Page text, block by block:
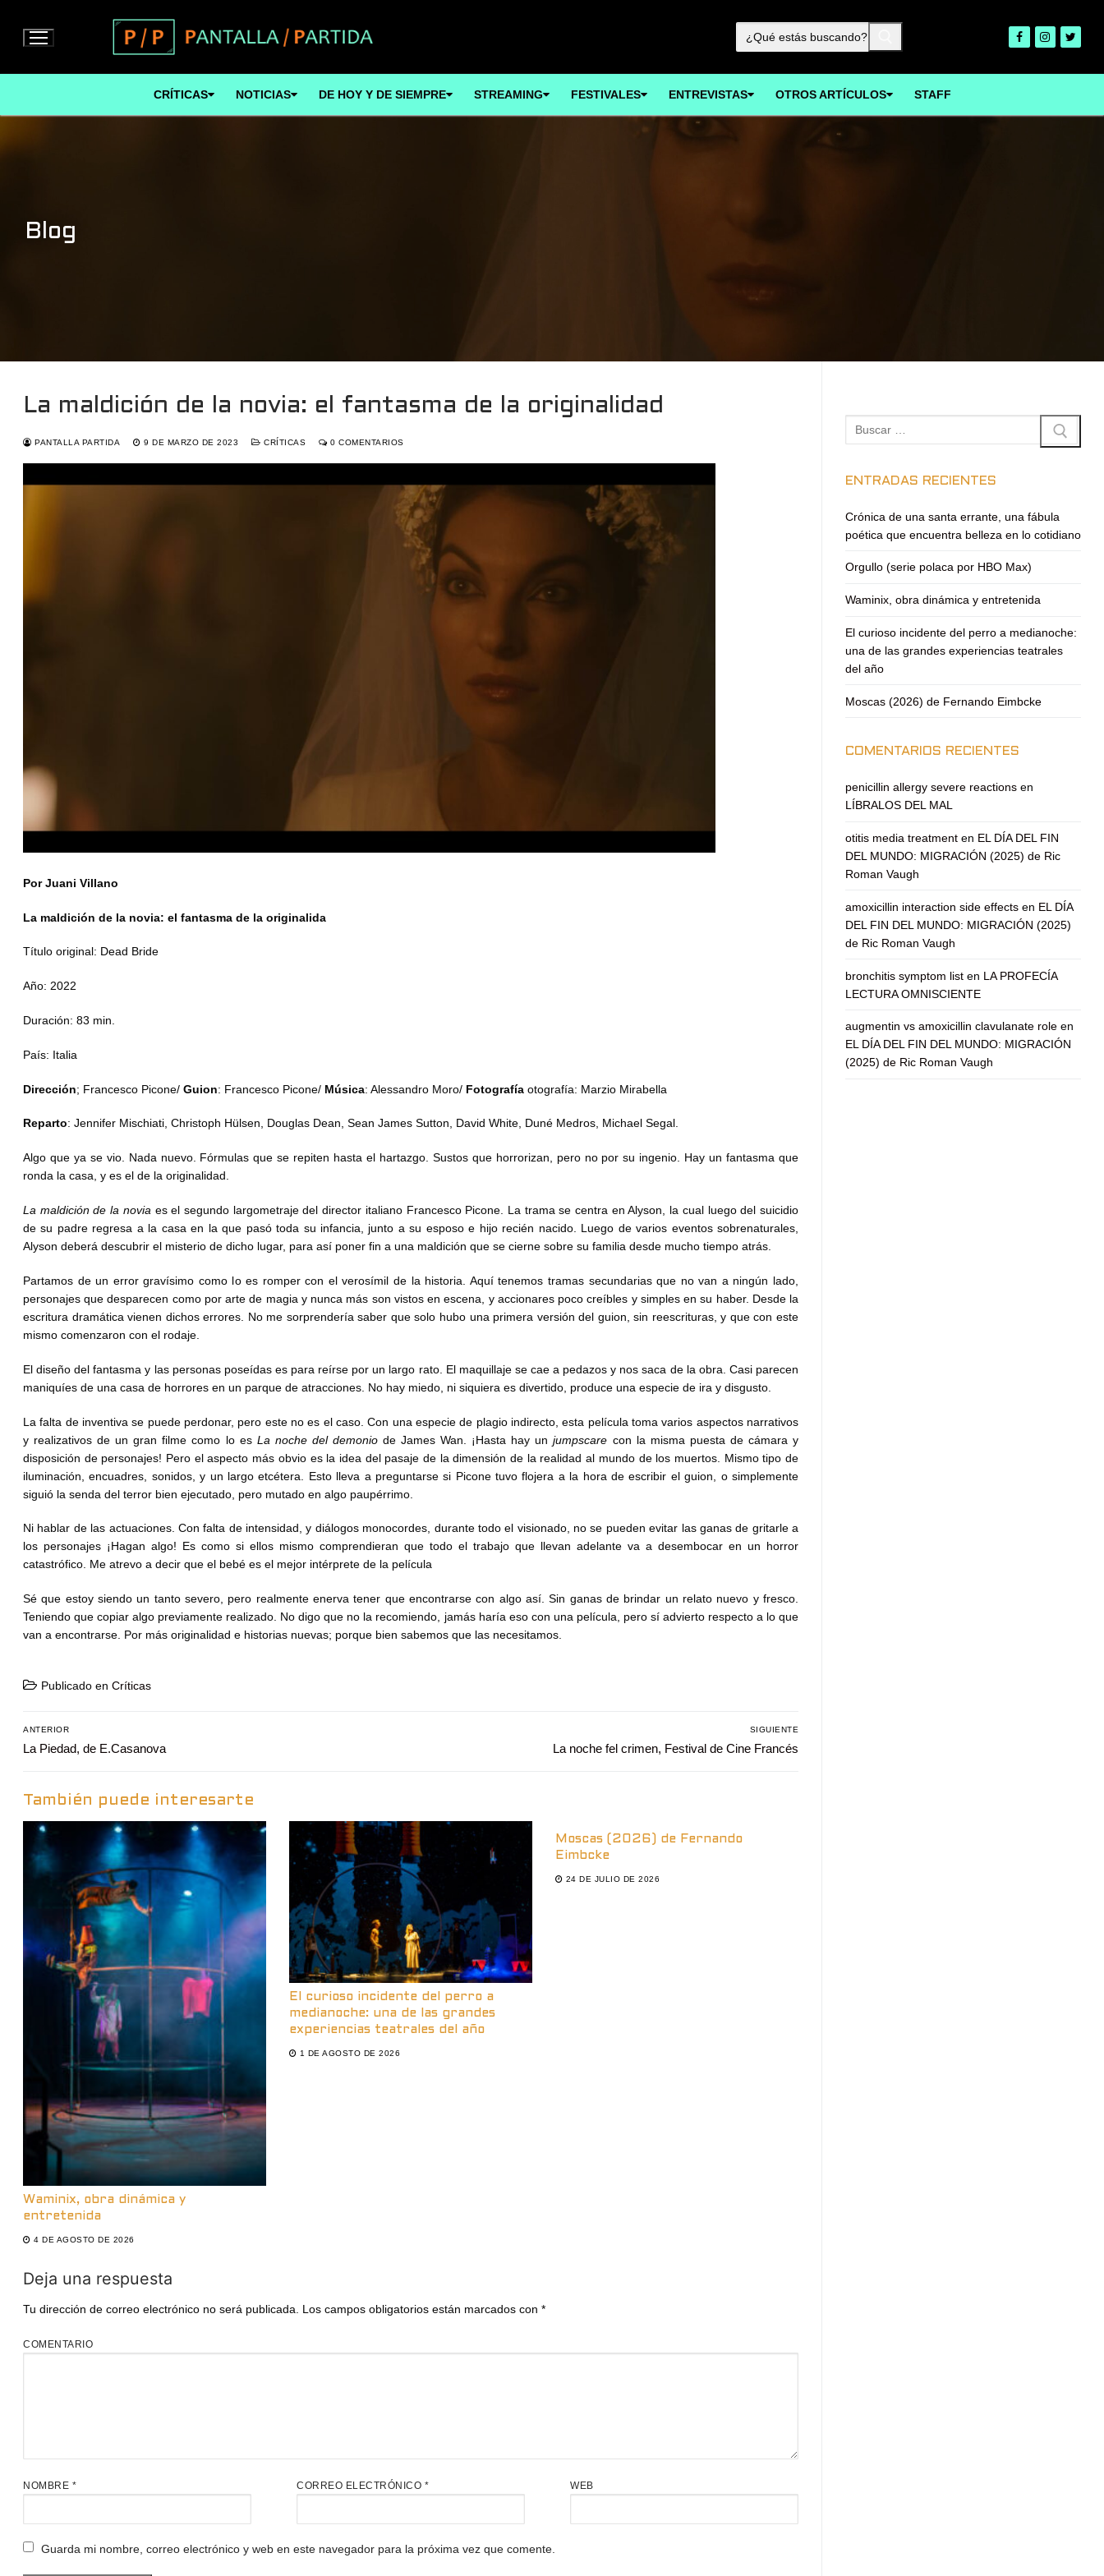
contenido
Buscar:
CRÍTICAS NOTICIAS DE HOY Y DE SIEMPRE STREAMING FESTIVALES ENTREVISTAS OTROS ARTÍCULOS STAFF
Blog
La maldición de la novia: el fantasma de la originalidad
PANTALLA PARTIDA 9 DE MARZO DE 2023 CRÍTICAS 0 COMENTARIOS
Por Juani Villano
La maldición de la novia: el fantasma de la originalida
Título original: Dead Bride
Año: 2022
Duración: 83 min.
País: Italia
Dirección; Francesco Picone/ Guion: Francesco Picone/ Música: Alessandro Moro/ Fotografía otografía: Marzio Mirabella
Reparto: Jennifer Mischiati, Christoph Hülsen, Douglas Dean, Sean James Sutton, David White, Duné Medros, Michael Segal.
Algo que ya se vio. Nada nuevo. Fórmulas que se repiten hasta el hartazgo. Sustos que horrorizan, pero no por su ingenio. Hay un fantasma que
ronda la casa, y es el de la originalidad.
La maldición de la novia es el segundo largometraje del director italiano Francesco Picone. La trama se centra en Alyson, la cual luego del suicidio
de su padre regresa a la casa en la que pasó toda su infancia, junto a su esposo e hijo recién nacido. Luego de varios eventos sobrenaturales,
Alyson deberá descubrir el misterio de dicho lugar, para así poner fin a una maldición que se cierne sobre su familia desde mucho tiempo atrás.
Partamos de un error gravísimo como lo es romper con el verosímil de la historia. Aquí tenemos tramas secundarias que no van a ningún lado,
personajes que desparecen como por arte de magia y nunca más son vistos en escena, y accionares poco creíbles y simples en su haber. Desde la
escritura dramática vienen dichos errores. No me sorprendería saber que solo hubo una primera versión del guion, sin reescrituras, y que con este
mismo comenzaron con el rodaje.
El diseño del fantasma y las personas poseídas es para reírse por un largo rato. El maquillaje se cae a pedazos y nos saca de la obra. Casi parecen
maniquíes de una casa de horrores en un parque de atracciones. No hay miedo, ni siquiera es divertido, produce una especie de ira y disgusto.
La falta de inventiva se puede perdonar, pero este no es el caso. Con una especie de plagio indirecto, esta película toma varios aspectos narrativos
y realizativos de un gran filme como lo es La noche del demoniode James Wan. ¡Hasta hay unjumpscare con la misma puesta de cámara y
disposición de personajes! Pero el aspecto más obvio es la idea del pasaje de la dimensión de la realidad al mundo de los muertos. Mismo tipo de
iluminación, encuadres, sonidos, y un largo etcétera. Esto lleva a preguntarse si Picone tuvo flojera a la hora de escribir el guion, o simplemente
siguió la senda del terror bien ejecutado, pero mutado en algo paupérrimo.
Ni hablar de las actuaciones. Con falta de intensidad, y diálogos monocordes, durante todo el visionado, no se pueden evitar las ganas de gritarle a
los personajes ¡Hagan algo! Es como si ellos mismo comprendieran que todo el trabajo que llevan adelante va a desembocar en un horror
catastrófico. Me atrevo a decir que el bebé es el mejor intérprete de la película
Sé que estoy siendo un tanto severo, pero realmente enerva tener que encontrarse con algo así. Sin ganas de brindar un relato nuevo y fresco.
Teniendo que copiar algo previamente realizado. No digo que no la recomiendo, jamás haría eso con una película, pero sí advierto respecto a lo que
van a encontrarse. Por más originalidad e historias nuevas; porque bien sabemos que las necesitamos.
Publicado en Críticas
Navegación
de
ANTERIOR
Entrada
La Piedad, de E.Casanova
SIGUIENTE
Entrada
La noche fel crimen, Festival de Cine Francés
También puede interesarte
Waminix, obra dinámica y
entretenida
4 DE AGOSTO DE 2026
El curioso incidente del perro a
medianoche: una de las grandes
experiencias teatrales del año
1 DE AGOSTO DE 2026
Moscas (2026) de Fernando
Eimbcke
24 DE JULIO DE 2026
Deja una respuesta
Tu dirección de correo electrónico no será publicada. Los campos obligatorios están marcados con *
COMENTARIO
NOMBRE * CORREO ELECTRÓNICO * WEB
Guarda mi nombre, correo electrónico y web en este navegador para la próxima vez que comente.
Buscar:
ENTRADAS RECIENTES
Crónica de una santa errante, una fábula
poética que encuentra belleza en lo cotidiano
Orgullo (serie polaca por HBO Max)
Waminix, obra dinámica y entretenida
El curioso incidente del perro a medianoche:
una de las grandes experiencias teatrales
del año
Moscas (2026) de Fernando Eimbcke
COMENTARIOS RECIENTES
penicillin allergy severe reactions en
LÍBRALOS DEL MAL
otitis media treatment en EL DÍA DEL FIN
DEL MUNDO: MIGRACIÓN (2025) de Ric
Roman Vaugh
amoxicillin interaction side effects en EL DÍA
DEL FIN DEL MUNDO: MIGRACIÓN (2025)
de Ric Roman Vaugh
bronchitis symptom list en LA PROFECÍA
LECTURA OMNISCIENTE
augmentin vs amoxicillin clavulanate role en
EL DÍA DEL FIN DEL MUNDO: MIGRACIÓN
(2025) de Ric Roman Vaugh